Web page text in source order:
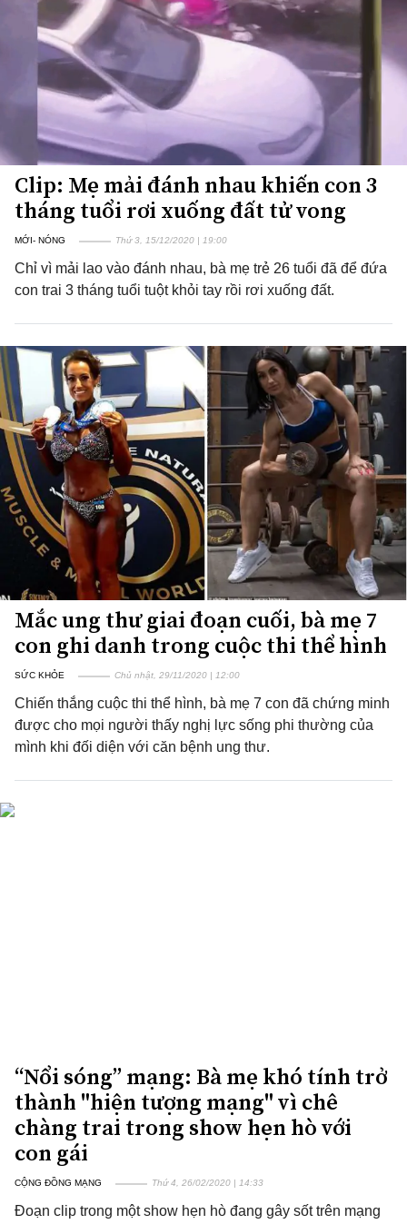
Clip: Mẹ mải đánh nhau khiến con 3
tháng tuổi rơi xuống đất tử vong
MỚI- NÓNG Thứ 3, 15/12/2020 | 19:00
Chỉ vì mải lao vào đánh nhau, bà mẹ trẻ 26 tuổi đã để đứa
con trai 3 tháng tuổi tuột khỏi tay rồi rơi xuống đất.
Mắc ung thư giai đoạn cuối, bà mẹ 7
con ghi danh trong cuộc thi thể hình
SỨC KHỎE Chủ nhật, 29/11/2020 | 12:00
Chiến thắng cuộc thi thể hình, bà mẹ 7 con đã chứng minh
được cho mọi người thấy nghị lực sống phi thường của
mình khi đối diện với căn bệnh ung thư.
“Nổi sóng” mạng: Bà mẹ khó tính trở
thành "hiện tượng mạng" vì chê
chàng trai trong show hẹn hò với
con gái
CỘNG ĐỒNG MẠNG Thứ 4, 26/02/2020 | 14:33
Đoạn clip trong một show hẹn hò đang gây sốt trên mạng